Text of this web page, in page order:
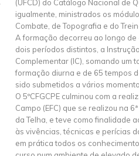
(UFCD) do Catálogo Nacional de
igualmente, ministrados os
Combate, de Topografia e do
A formação decorreu ao longo
dois períodos distintos, a
Complementar (IC), somando um
formação diurna e de 65 tempos
sido submetidos a vários
O 5ºCFGCPE culminou com a
Campo (EFC) que se realizou na
da Telha, e teve como finalidade
às vivências, técnicas e perícias
em prática todos os